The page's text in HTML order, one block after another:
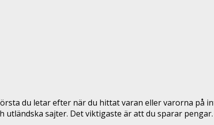
du letar efter när du hittat varan eller varorna på
utländska sajter. Det viktigaste är att du sparar pengar.